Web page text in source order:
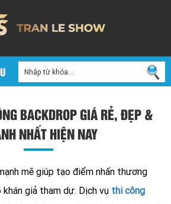
BACKDROP GIÁ RẺ, ĐẸP &
NHẤT HIỆN NAY
mẽ giúp tạo điểm nhấn thương
khán giả tham dự. Dịch vụ thi công